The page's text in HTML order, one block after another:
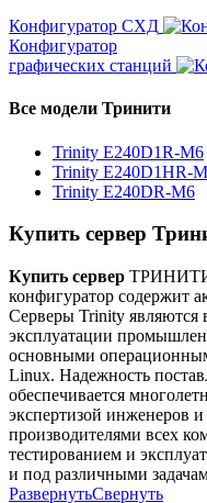
Конфигуратор СХД
Конфигуратор
графических станций
Все модели Тринити
Trinity E240D1R-M6
Trinity E240D1HR-
Trinity E240DR-M6
Купить сервер
Купить сервер ТРИНИТИ
конфигуратор содержит
Серверы Trinity являются
эксплуатации
основными
Linux. Надежность
обеспечивается
экспертизой инженеров
производителями всех
тестированием и
и под различными
РазвернутьСвернуть